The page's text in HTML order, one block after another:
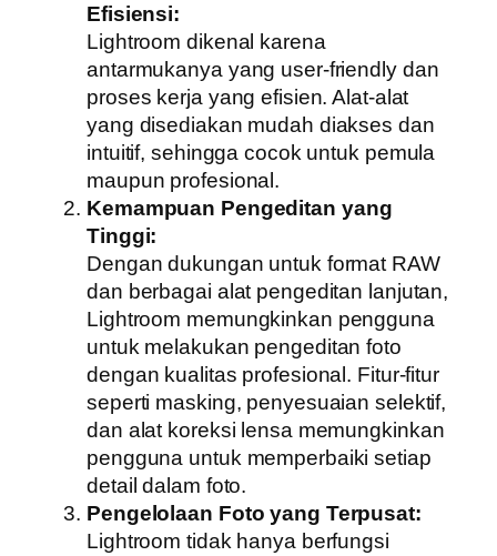
Efisiensi:
Lightroom dikenal karena
antarmukanya yang user-friendly dan
proses kerja yang efisien. Alat-alat
yang disediakan mudah diakses dan
intuitif, sehingga cocok untuk pemula
maupun profesional.
Kemampuan Pengeditan yang
Tinggi:
Dengan dukungan untuk format RAW
dan berbagai alat pengeditan lanjutan,
Lightroom memungkinkan pengguna
untuk melakukan pengeditan foto
dengan kualitas profesional. Fitur-fitur
seperti masking, penyesuaian selektif,
dan alat koreksi lensa memungkinkan
pengguna untuk memperbaiki setiap
detail dalam foto.
Pengelolaan Foto yang Terpusat:
Lightroom tidak hanya berfungsi